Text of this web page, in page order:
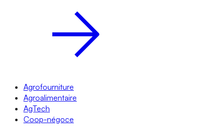
Agrofourniture
Agroalimentaire
AgTech
Coop-négoce